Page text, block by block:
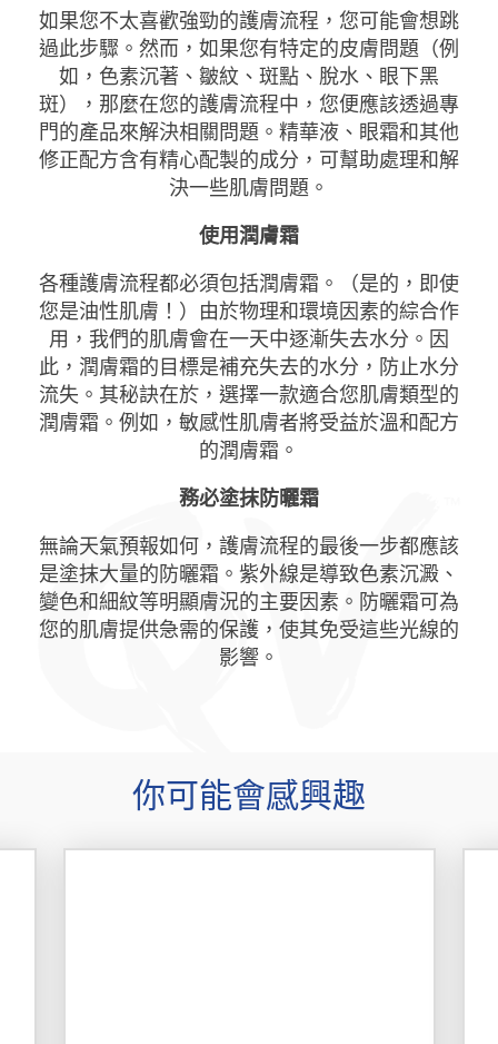
如果您不太喜歡強勁的護膚流程，您可能會想跳
過此步驟。然而，如果您有特定的皮膚問題（例
如，色素沉著、皺紋、斑點、脫水、眼下黑
斑），那麼在您的護膚流程中，您便應該透過專
門的產品來解決相關問題。精華液、眼霜和其他
修正配方含有精心配製的成分，可幫助處理和解
決一些肌膚問題。
使用潤膚霜
各種護膚流程都必須包括潤膚霜。（是的，即使
您是油性肌膚！）由於物理和環境因素的綜合作
用，我們的肌膚會在一天中逐漸失去水分。因
此，潤膚霜的目標是補充失去的水分，防止水分
流失。其秘訣在於，選擇一款適合您肌膚類型的
潤膚霜。例如，敏感性肌膚者將受益於溫和配方
的潤膚霜。
務必塗抹防曬霜
無論天氣預報如何，護膚流程的最後一步都應該
是塗抹大量的防曬霜。紫外線是導致色素沉澱、
變色和細紋等明顯膚況的主要因素。防曬霜可為
您的肌膚提供急需的保護，使其免受這些光線的
影響。
你可能會感興趣